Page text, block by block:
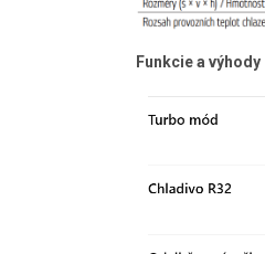
Funkcie a výhody